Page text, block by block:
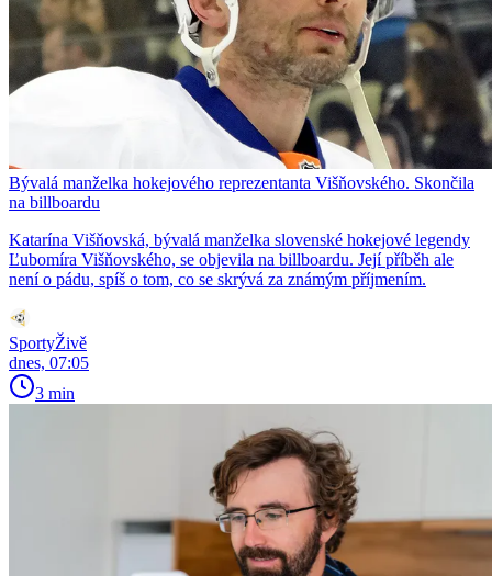
Bývalá manželka hokejového reprezentanta Višňovského. Skončila
na billboardu
Katarína Višňovská, bývalá manželka slovenské hokejové legendy
Ľubomíra Višňovského, se objevila na billboardu. Její příběh ale
není o pádu, spíš o tom, co se skrývá za známým příjmením.
SportyŽivě
dnes, 07:05
3 min